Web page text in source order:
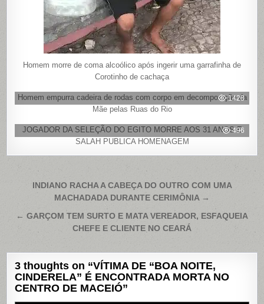
Homem morre de coma alcoólico após ingerir uma garrafinha de
Corotinho de cachaça
1428
Homem empurra cadeira de rodas com corpo em decomposição da
Mãe pelas Ruas do Rio
496
JOGADOR DA SELEÇÃO DO EGITO MORRE AOS 31 ANOS E
SALAH PUBLICA HOMENAGEM
Navegação
Post
INDIANO RACHA A CABEÇA DO OUTRO COM UMA
MACHADADA DURANTE CERIMÔNIA →
← GARÇOM TEM SURTO E MATA VEREADOR, ESFAQUEIA
CHEFE E CLIENTE NO CEARÁ
3 thoughts on “VÍTIMA DE “BOA NOITE,
CINDERELA” É ENCONTRADA MORTA NO
CENTRO DE MACEIÓ”